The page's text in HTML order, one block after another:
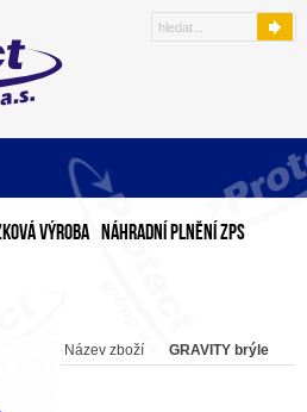
Název zboží GRAVITY brýle
výroba Náhradní plnění ZPS